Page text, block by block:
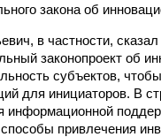
закона об
в частности,
законопроект об
субъектов,
для инициаторов. В
информационной
привлечения